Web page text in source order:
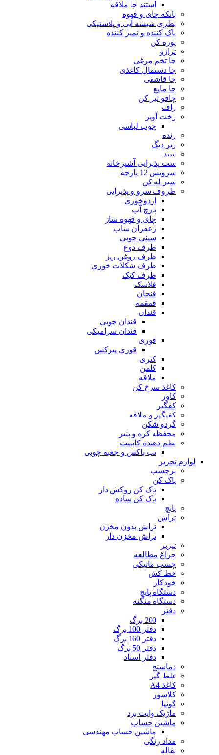
استند جا ملاقه
بانکه چای و قهوه
بطری شیشه ایی و پلاستیکی
پاک کننده و تمیز کننده
پوره کن
ترازو
جا تخم مرغی
جا دستمال کاغذی
جا قاشقی
جا مایع
چاقو تیز کن
راف
رخت آویز
چوب لباسی
رنده
زیر دیگ
سبد
ست پذیرایی آشپزخانه
سرویس 12 پارچه
سیر له کن
ظروف سرو و پذیرایی
اردوخوری
پارچ آب
چای و قهوه ساز
زعفران ساب
سینی چوبی
ظرف دوغ
ظرف روغن ریز
ظرف شکلات خوری
ظرف کیک
فلاسک
فنجان
قمقمه
قندان
قندان چوبی
قندان سرامیکی
قوری
قوری پیرکس
کتری
کلمن
ملاقه
کاغذ سرخ کن
کاور
کفگیر
کفیگیر و ملاقه
گردو شکن
محفظه کره و پنیر
نظم دهنده کابینت
تب باکس و جعبه چوبی
لوازم تحریر
برچسب
پاک کن
پاک کن روکش دار
پاک کن ساده
پانچ
تراش
تراش بدون مخزن
تراش مخزن دار
تیزبر
چراغ مطالعه
چسب ماتیکی
خط کش
خودکار
دستگاه پانچ
دستگاه منگنه
دفتر
200 برگ
دفتر 100 برگ
دفتر 160 برگ
دفتر 50 برگ
دفتر اسناد
دماسنج
غلط گیر
کاغذ A4
کلاسور
گونیا
ماژیک وایت برد
ماشین حساب
ماشین حساب مهندسی
مداد رنگی
نقاله